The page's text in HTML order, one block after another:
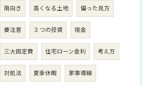
南向き 高くなる土地 偏った見方
要注意 ３つの投資 現金
三大固定費 住宅ローン金利 考え方
対処法 夏季休暇 家事導線